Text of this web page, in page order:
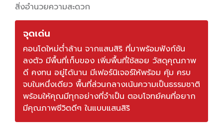
สิ่งอำนวยความสะดวก
จุดเด่น
คอนโดใหม่ต่ำล้าน จากแสนสิริ ที่มาพร้อมฟังก์ชัน
ลงตัว มีพื้นที่เก็บของ เพิ่มพื้นที่ใช้สอย วัสดุคุณภาพ
ดี คงทน อยู่ได้นาน มีเฟอร์นิเจอร์ให้พร้อม คุ้ม ครบ
จบในหนึ่งเดียว พื้นที่ส่วนกลางเน้นความเป็นธรรมชาติ
พร้อมให้คุณมีทุกอย่างที่จำเป็น ตอบโจทย์คนที่อยาก
มีคุณภาพชีวิตดีๆ ในแบบแสนสิริ